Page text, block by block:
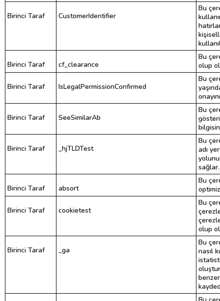
Birinci Taraf CustomerIdentifier
Bu
Birinci Taraf cf_clearance
Bu
olup
Birinci Taraf IsLegalPermissionConfirmed
Bu
Birinci Taraf SeeSimilarAb
Bu
Birinci Taraf _hjTLDTest
Bu
adı
sağlar.
Birinci Taraf absort
Bu
Birinci Taraf cookietest
Bu
olup
Birinci Taraf _ga
Bu
nasıl